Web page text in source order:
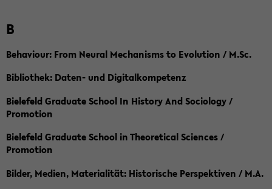
B
Behaviour: From Neural Mechanisms to Evolution / M.Sc.
Bibliothek: Daten- und Digitalkompetenz
Bielefeld Graduate School In History And Sociology /
Promotion
Bielefeld Graduate School in Theoretical Sciences /
Promotion
Bilder, Medien, Materialität: Historische Perspektiven / M.A.